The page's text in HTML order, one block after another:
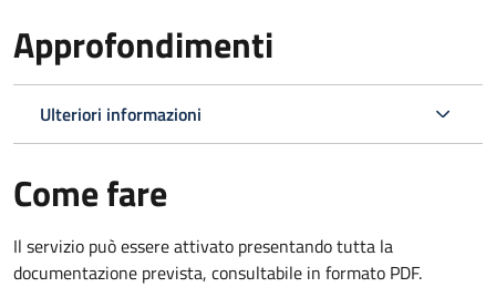
Approfondimenti
Ulteriori informazioni
Come fare
Il servizio può essere attivato presentando tutta la
documentazione prevista, consultabile in formato PDF.